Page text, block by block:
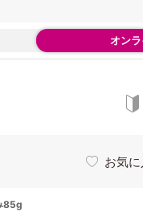
オン
お気に
85g